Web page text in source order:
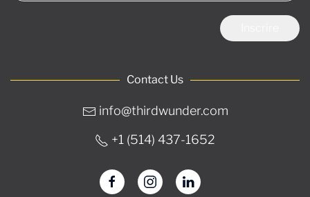
Contact Us
info@thirdwunder.com
+1 ‭(514) 437-1652‬